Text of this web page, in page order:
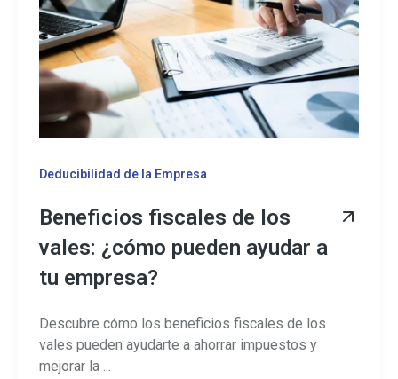
Deducibilidad de la Empresa
Beneficios fiscales de los
vales: ¿cómo pueden ayudar a
tu empresa?
Descubre cómo los beneficios fiscales de los
vales pueden ayudarte a ahorrar impuestos y
mejorar la ...